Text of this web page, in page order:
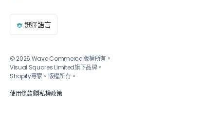
 選擇語言
© 2026 Wave Commerce 版權所有。
Visual Squares Limited旗下品牌。
Shopify專家。版權所有。
使用條款|隱私權政策